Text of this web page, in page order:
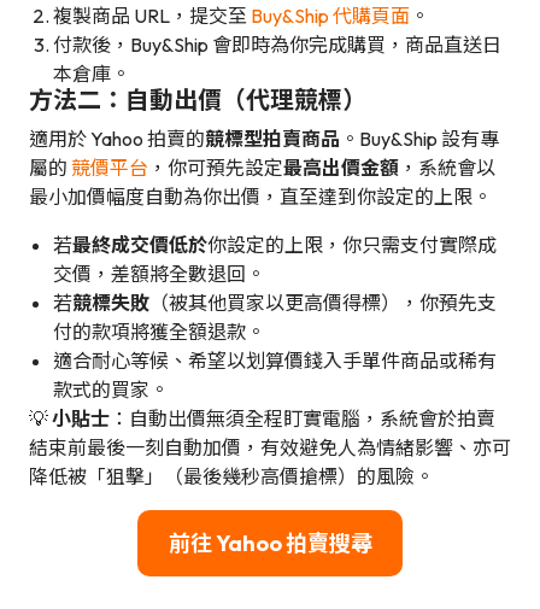
複製商品 URL，提交至 Buy&Ship 代購頁面 。
付款後，Buy&Ship 會即時為你完成購買，商品直送日
本倉庫。
方法二：自動出價（代理競標）
適用於 Yahoo 拍賣的競標型拍賣商品 。Buy&Ship 設有專
屬的 競價平台 ，你可預先設定最高出價金額 ，系統會以
最小加價幅度自動為你出價，直至達到你設定的上限。
若最終成交價低於你設定的上限，你只需支付實際成
交價，差額將全數退回。
若競標失敗 （被其他買家以更高價得標），你預先支
付的款項將獲全額退款。
適合耐心等候、希望以划算價錢入手單件商品或稀有
款式的買家。
💡小貼士 ：自動出價無須全程盯實電腦，系統會於拍賣
結束前最後一刻自動加價，有效避免人為情緒影響、亦可
降低被「狙擊」（最後幾秒高價搶標）的風險。
前往 Yahoo 拍賣搜尋